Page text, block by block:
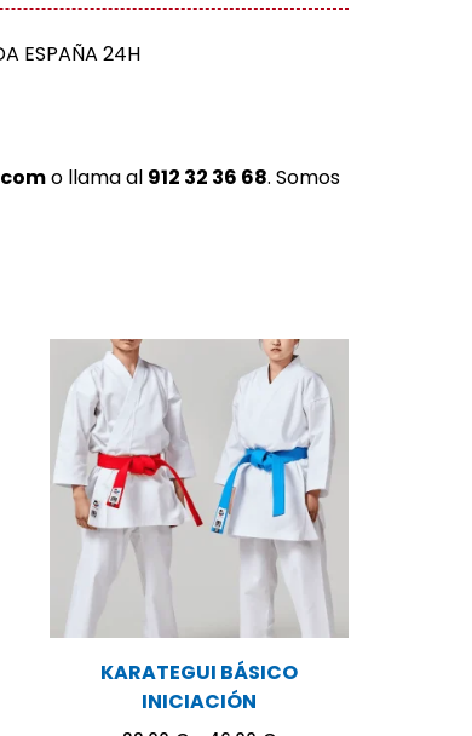
ESPAÑA 24H
o llama al 912 32 36 68. Somos
KARATEGUI BÁSICO
INICIACIÓN